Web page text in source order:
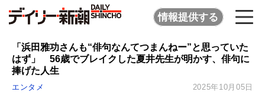
情報提供する
「浜田雅功さんも“俳句なんてつまんねー”と思っていた
はず」 56歳でブレイクした夏井先生が明かす、俳句に
捧げた人生
エンタメ 2025年10月05日